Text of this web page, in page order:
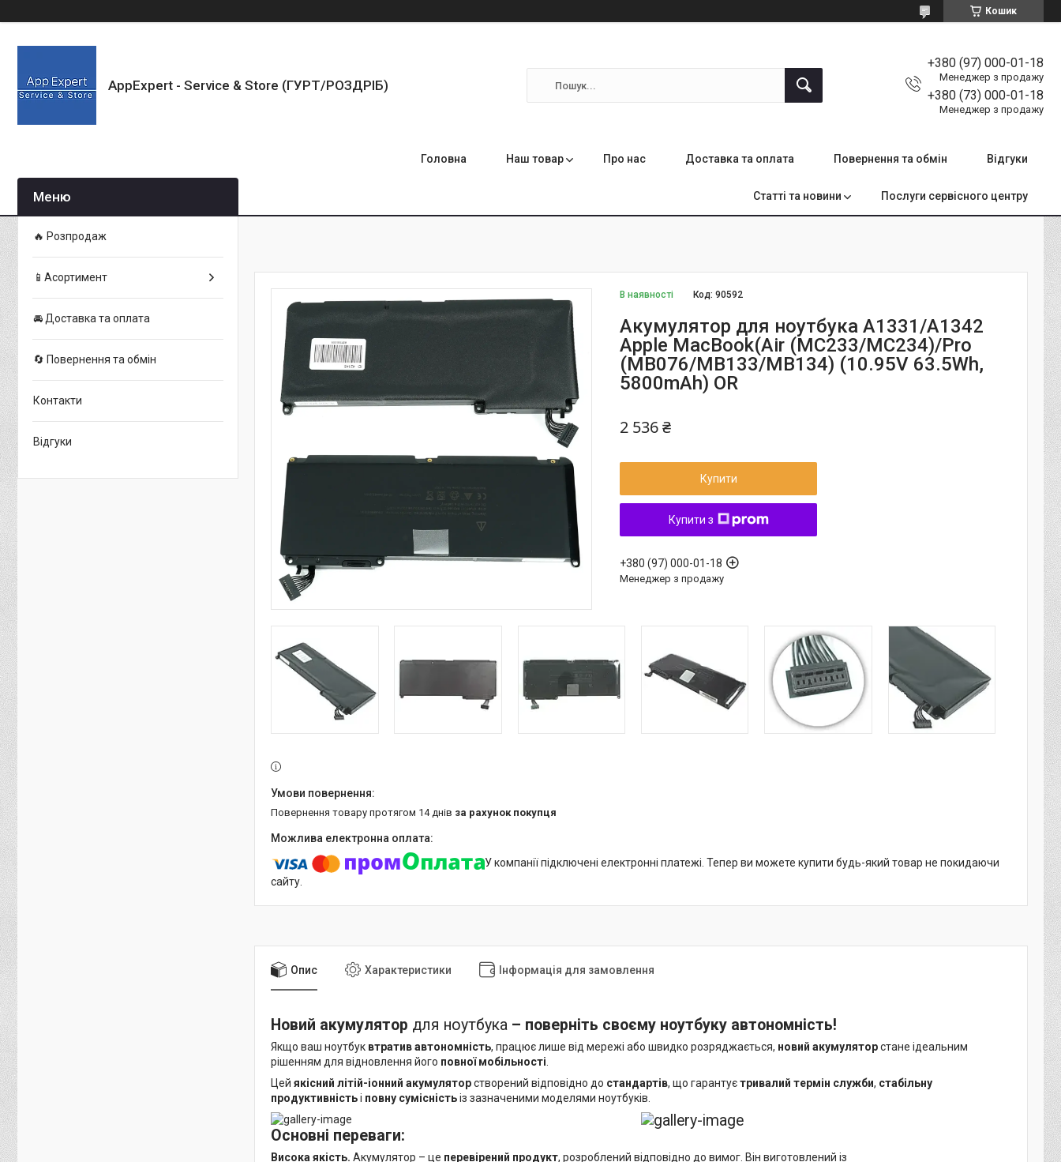
Кошик
AppExpert - Service & Store (ГУРТ/РОЗДРІБ)
+380 (97) 000-01-18
Менеджер з продажу
+380 (73) 000-01-18
Менеджер з продажу
Головна Наш товар Про нас Доставка та оплата Повернення та обмін Відгуки
Статті та новини Послуги сервісного центру
В наявності Код:90592
Акумулятор для ноутбука A1331/A1342
Apple MacBook(Air (MC233/MC234)/Pro
(MB076/MB133/MB134) (10.95V 63.5Wh,
5800mAh) OR
2 536 ₴
Купити
Купити з
+380 (97) 000-01-18
Менеджер з продажу
повернення товару протягом 14 днів за рахунок покупця
У компанії підключені електронні платежі. Тепер ви можете купити будь-який товар не покидаючи
сайту.
Опис Характеристики Інформація для замовлення
Новий акумулятор для ноутбука – поверніть своєму ноутбуку автономність!
Якщо ваш ноутбук втратив автономність, працює лише від мережі або швидко розряджається, новий акумуляторстане ідеальним
рішенням для відновлення його повної мобільності
Цей якісний літій-іонний акумуляторстворений відповідно до стандартів, що гарантуєтривалий термін служби, стабільну
продуктивністьі повну сумісністьіз зазначеними моделями ноутбуків.
Основні переваги:
Висока якість. Акумулятор – це перевірений продукт, розроблений відповідно до вимог. Він виготовлений із
🔥 Розпродаж
📱Асортимент
🚘 Доставка та оплата
🔄 Повернення та обмін
Контакти
Відгуки